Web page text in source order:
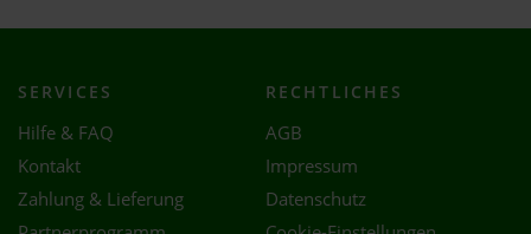
SERVICES
Hilfe & FAQ
Kontakt
Zahlung & Lieferung
RECHTLICHES
AGB
Impressum
Datenschutz